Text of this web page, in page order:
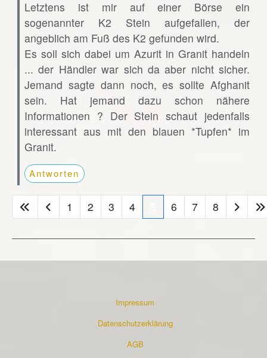
Letztens ist mir auf einer Börse ein
sogenannter K2 Stein aufgefallen, der
angeblich am Fuß des K2 gefunden wird.
Es soll sich dabei um Azurit in Granit handeln
... der Händler war sich da aber nicht sicher.
Jemand sagte dann noch, es sollte Afghanit
sein. Hat jemand dazu schon nähere
Informationen ? Der Stein schaut jedenfalls
interessant aus mit den blauen *Tupfen* im
Granit.
Antworten
1 2 3 4 6 7 8
Impressum
Datenschutzerklärung
AGB